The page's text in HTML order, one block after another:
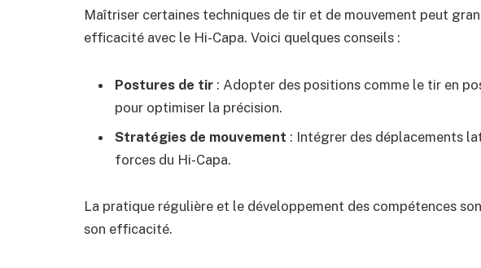
Maîtriser certaines techniques de tir et de mouvement peut
efficacité avec le Hi-Capa. Voici quelques conseils :
Postures de tir : Adopter des positions comme le tir en
pour optimiser la précision.
Stratégies de mouvement : Intégrer des déplacements
forces du Hi-Capa.
La pratique régulière et le développement des compétences
son efficacité.